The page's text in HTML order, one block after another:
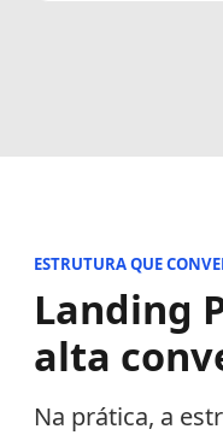
ESTRUTURA QUE
Landing
alta
Na prática, a